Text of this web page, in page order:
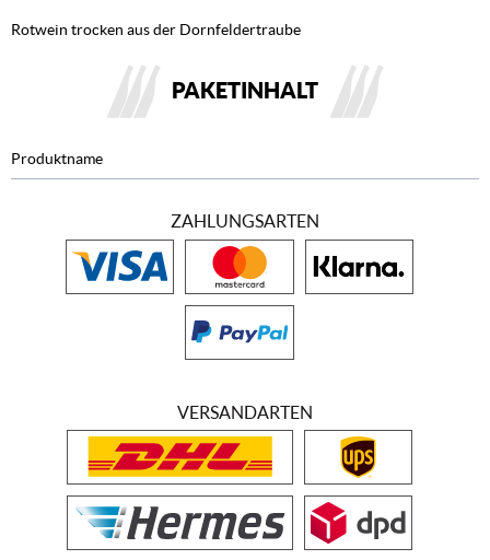
Rotwein trocken aus der Dornfeldertraube
PAKETINHALT
Produktname
ZAHLUNGSARTEN
VERSANDARTEN